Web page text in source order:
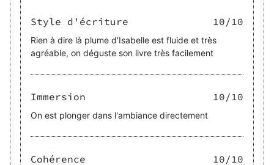
Style d'écriture 10/10
Rien à dire là plume d'Isabelle est fluide et très
agréable, on déguste son livre très facilement
Immersion 10/10
On est plonger dans l'ambiance directement
Cohérence 10/10